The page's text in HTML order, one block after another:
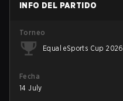
INFO DEL PARTIDO
Torneo
Equal eSports Cup 2026
Fecha
14 July